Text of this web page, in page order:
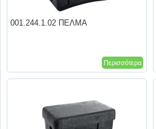
001.244.1.02 ΠΕΛΜΑ
Περισσότερα